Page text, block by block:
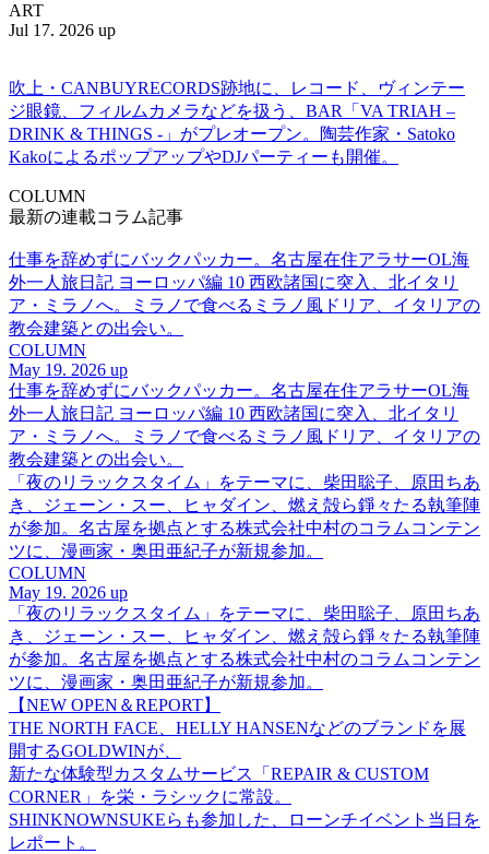
ART
Jul 17. 2026 up
吹上・CANBUYRECORDS跡地に、レコード、ヴィンテー
ジ眼鏡、フィルムカメラなどを扱う、BAR「VA TRIAH –
DRINK & THINGS -」がプレオープン。陶芸作家・Satoko
KakoによるポップアップやDJパーティーも開催。
COLUMN
最新の連載コラム記事
仕事を辞めずにバックパッカー。名古屋在住アラサーOL海
外一人旅日記 ヨーロッパ編 10 西欧諸国に突入、北イタリ
ア・ミラノへ。ミラノで食べるミラノ風ドリア、イタリアの
教会建築との出会い。
COLUMN
May 19. 2026 up
仕事を辞めずにバックパッカー。名古屋在住アラサーOL海
外一人旅日記 ヨーロッパ編 10 西欧諸国に突入、北イタリ
ア・ミラノへ。ミラノで食べるミラノ風ドリア、イタリアの
教会建築との出会い。
「夜のリラックスタイム」をテーマに、柴田聡子、原田ちあ
き、ジェーン・スー、ヒャダイン、燃え殻ら錚々たる執筆陣
が参加。名古屋を拠点とする株式会社中村のコラムコンテン
ツに、漫画家・奥田亜紀子が新規参加。
COLUMN
May 19. 2026 up
「夜のリラックスタイム」をテーマに、柴田聡子、原田ちあ
き、ジェーン・スー、ヒャダイン、燃え殻ら錚々たる執筆陣
が参加。名古屋を拠点とする株式会社中村のコラムコンテン
ツに、漫画家・奥田亜紀子が新規参加。
【NEW OPEN＆REPORT】
THE NORTH FACE、HELLY HANSENなどのブランドを展
開するGOLDWINが、
新たな体験型カスタムサービス「REPAIR & CUSTOM
CORNER」を栄・ラシックに常設。
SHINKNOWNSUKEらも参加した、ローンチイベント当日を
レポート。